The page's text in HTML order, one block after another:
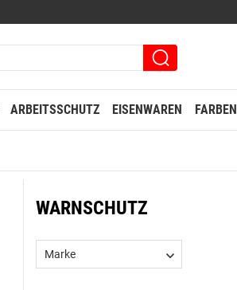
ARBEITSSCHUTZ EISENWAREN FARBEN
WARNSCHUTZ
Marke